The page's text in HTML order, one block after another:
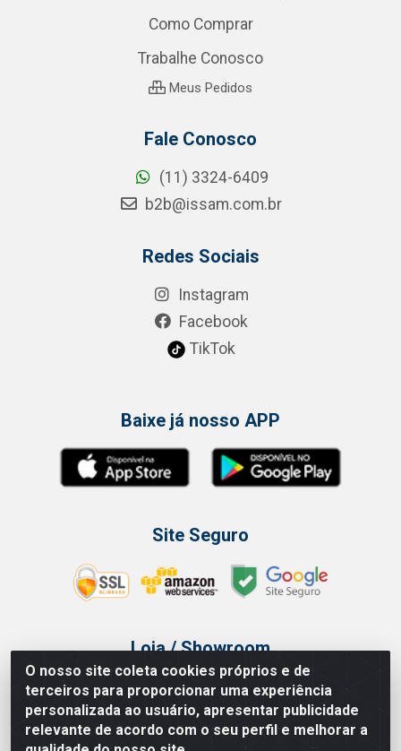
O nosso site coleta cookies próprios e de
terceiros para proporcionar uma experiência
personalizada ao usuário, apresentar publicidade
relevante de acordo com o seu perfil e melhorar a
Como Comprar
Trabalhe Conosco
Meus Pedidos
Fale Conosco
(11) 3324-6409
b2b@issam.com.br
Redes Sociais
Instagram
Facebook
TikTok
Baixe já nosso APP
Site Seguro
Loja / Showroom
Tel.: (11) 3314 6400
Av Vautier, 468 - Pari - São Paulo/SP